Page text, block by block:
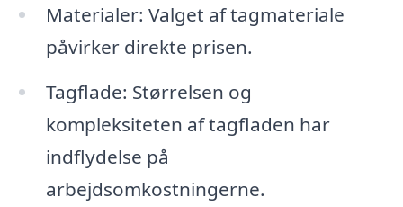
Materialer: Valget af tagmateriale
påvirker direkte prisen.
Tagflade: Størrelsen og
kompleksiteten af tagfladen har
indflydelse på
arbejdsomkostningerne.